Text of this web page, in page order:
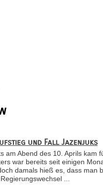
und Fall Jazenjuks
am Abend des 10. Aprils kam
war bereits seit einigen
damals hieß es, dass man
...